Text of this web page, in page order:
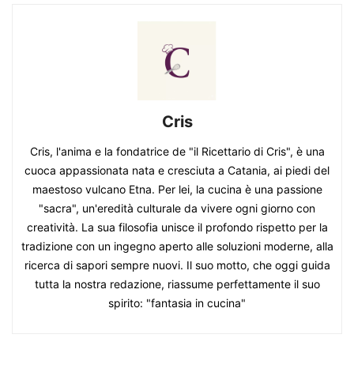
Cris
Cris, l'anima e la fondatrice de "il Ricettario di Cris", è una
cuoca appassionata nata e cresciuta a Catania, ai piedi del
maestoso vulcano Etna. Per lei, la cucina è una passione
"sacra", un'eredità culturale da vivere ogni giorno con
creatività. La sua filosofia unisce il profondo rispetto per la
tradizione con un ingegno aperto alle soluzioni moderne, alla
ricerca di sapori sempre nuovi. Il suo motto, che oggi guida
tutta la nostra redazione, riassume perfettamente il suo
spirito: "fantasia in cucina"